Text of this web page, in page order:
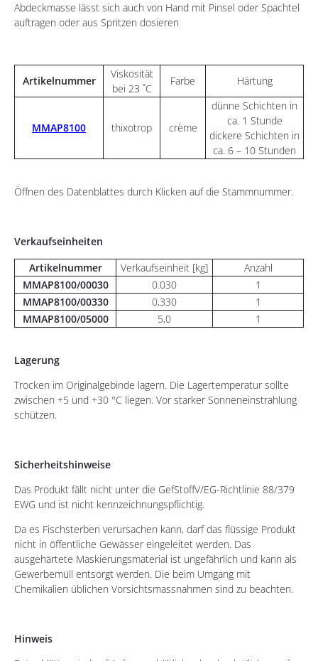
Abdeckmasse lässt sich auch von Hand mit Pinsel oder Spachtel
auftragen oder aus Spritzen dosieren
Artikelnummer
Viskosität
bei 23 ˚C
Farbe Härtung
MMAP8100 thixotrop crème
dünne Schichten in
ca. 1 Stunde
dickere Schichten in
ca. 6 – 10 Stunden
Öffnen des Datenblattes durch Klicken auf die Stammnummer.
Verkaufseinheiten
Artikelnummer
Verkaufseinheit [kg]
Anzahl
MMAP8100/00030
0.030
1
MMAP8100/00330
0,330
1
MMAP8100/05000
5,0 1
Lagerung
Trocken im Originalgebinde lagern. Die Lagertemperatur sollte
zwischen +5 und +30 °C liegen. Vor starker Sonneneinstrahlung
schützen.
Sicherheitshinweise
Das Produkt fällt nicht unter die GefStoffV/EG-Richtlinie 88/379
EWG und ist nicht kennzeichnungspflichtig.
Da es Fischsterben verursachen kann, darf das flüssige Produkt
nicht in öffentliche Gewässer eingeleitet werden. Das
ausgehärtete Maskierungsmaterial ist ungefährlich und kann als
Gewerbemüll entsorgt werden. Die beim Umgang mit
Chemikalien üblichen Vorsichtsmassnahmen sind zu beachten.
Hinweis